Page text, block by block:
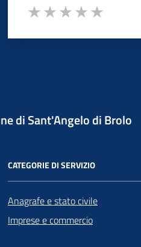
Valuta da 1 a 5 stelle la pagina
di Sant'Angelo di Brolo
CATEGORIE DI SERVIZIO
Anagrafe e stato civile
Imprese e commercio